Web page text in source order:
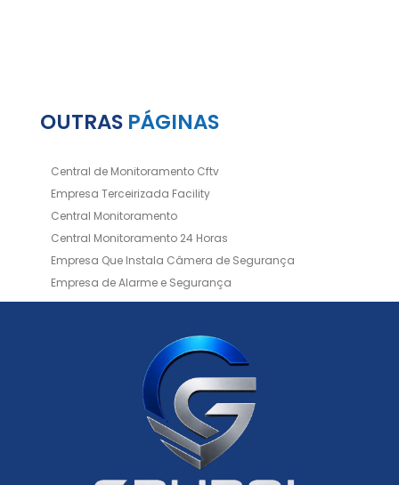
OUTRAS PÁGINAS
Central de Monitoramento Cftv
Empresa Terceirizada Facility
Central Monitoramento
Central Monitoramento 24 Horas
Empresa Que Instala Câmera de Segurança
Empresa de Alarme e Segurança
Empresa de Alarmes
Empresa de Facilities
Empresa de Instalação de Câmeras de Segurança
Empresa de Limpeza e Portaria
Empresas de Limpeza de Condomínios
Empresas de Monitoramento Cftv
Facility Terceirização
Instalação de Cftv
Instalação de Cercas Elétricas Residenciais